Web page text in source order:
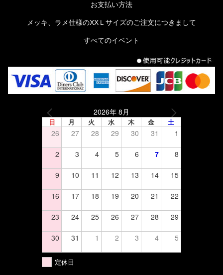
お支払い方法
メッキ、ラメ仕様のXXＬサイズのご注文につきまして
すべてのイベント
2026年 8月
日 月 火 水 木 金 土
26 27 28 29 30 31 1
2 3 4 5 6 7 8
9 10 11 12 13 14 15
16 17 18 19 20 21 22
23 24 25 26 27 28 29
30 31 1 2 3 4 5
定休日